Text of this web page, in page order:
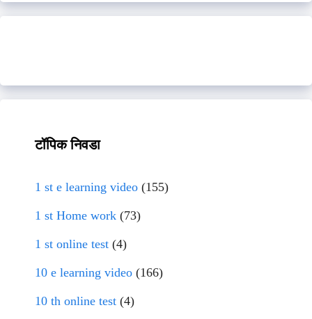
टॉपिक निवडा
1 st e learning video (155)
1 st Home work (73)
1 st online test (4)
10 e learning video (166)
10 th online test (4)